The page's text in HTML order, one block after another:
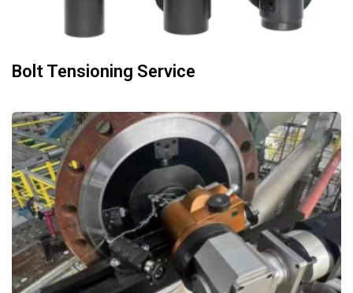
Bolt Tensioning Service